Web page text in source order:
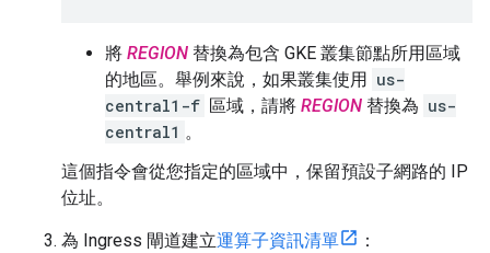
將 REGION 替換為包含 GKE 叢集節點所用區域
的地區。舉例來說，如果叢集使用 us-
central1-f 區域，請將 REGION 替換為 us-
central1 。
這個指令會從您指定的區域中，保留預設子網路的 IP
位址。
為 Ingress 閘道建立運算子資訊清單 ：